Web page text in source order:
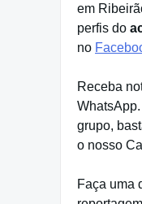
em
perfis do
no
Receba
grupo,
o nosso
Faça uma